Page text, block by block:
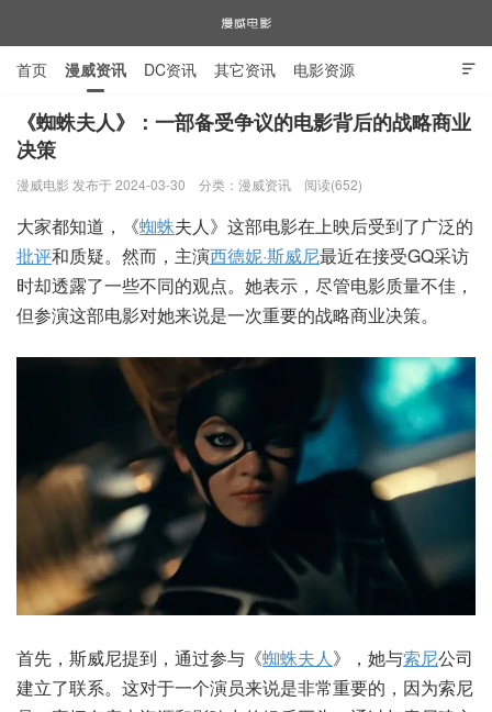
漫威电影

首页 漫威资讯 DC资讯 其它资讯 电影资源
电视剧资源 漫威图片
《蜘蛛夫人》：一部备受争议的电影背后的战略商业
决策
漫威电影 发布于 2024-03-30 分类： 漫威资讯 阅读(652)
大家都知道，《蜘蛛夫人》这部电影在上映后受到了广泛的
批评和质疑。然而，主演西德妮·斯威尼最近在接受GQ采访
时却透露了一些不同的观点。她表示，尽管电影质量不佳，
但参演这部电影对她来说是一次重要的战略商业决策。
首先，斯威尼提到，通过参与《蜘蛛夫人》，她与索尼公司
建立了联系。这对于一个演员来说是非常重要的，因为索尼